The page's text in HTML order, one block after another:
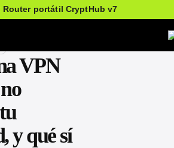
Router portátil CryptHub v7
VPN
y qué sí